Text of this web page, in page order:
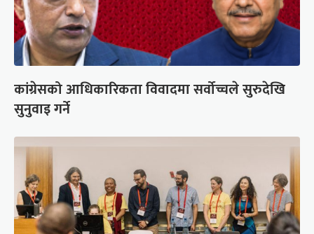
कांग्रेसको आधिकारिकता विवादमा सर्वोच्चले सुरुदेखि
सुनुवाइ गर्ने